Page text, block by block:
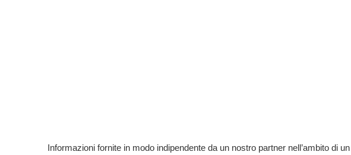
Informazioni fornite in modo indipendente da un nostro partner nell’ambito di un